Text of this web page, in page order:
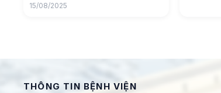
15/08/2025
THÔNG TIN BỆNH VIỆN